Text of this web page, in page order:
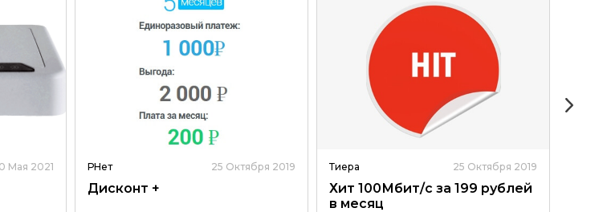
Мая 2021 РНет 25 Октября 2019
Дисконт +
Тиера 25 Октября 2019
Хит 100Мбит/c за 199 рублей
в месяц